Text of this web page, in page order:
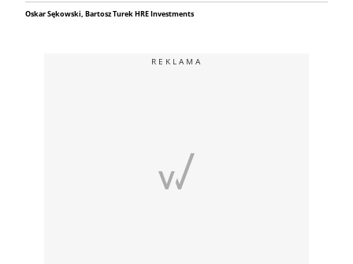
Oskar Sękowski, Bartosz Turek HRE Investments
REKLAMA